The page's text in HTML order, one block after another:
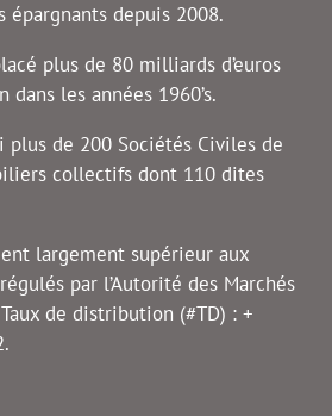
épargnants depuis 2008.
plus de 80 milliards d’euros
les années 1960’s.
plus de 200 Sociétés Civiles de
collectifs dont 110 dites
largement supérieur aux
par l’Autorité des Marchés
de distribution (#TD) : +